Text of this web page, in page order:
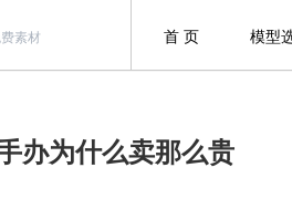
首 页 模型
办为什么卖那么贵